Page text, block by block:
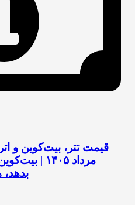
مرداد ۱۴۰۵
بدهد،